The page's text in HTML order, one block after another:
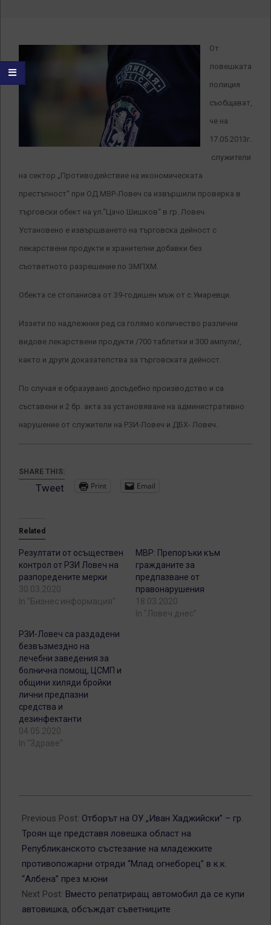
От
ловешката
полиция
съобщават,
че на
17.05.2013г.
служители
на сектор „Противодействие на икономическата
престъпност“ при ОД МВР-Ловеч са извършили проверка в
търговски обект на ул.“Цачо Шишков“ в гр. Ловеч.
Установено е извършването на търговска дейност с
лекарствени продукти и хранителни добавки без
съответното разрешение по ЗМПХМ.
Обекта се стопанисва от 39-годишен мъж от с.Умаревци.
Иззети по надлежния ред са голямо количество различни
видове лекарствени продукти /700 таблетки и 300 ампули/,
както и други доказателства за търговската дейност.
По случая е образувано досъдебно производство и са
съставени и 2 бр. акта за установяване на административно
нарушение от служители на РЗИ-Ловеч и ДБХ- Ловеч.
SHARE THIS:
Tweet Print Email
Related
Резултати от осъществен
контрол от РЗИ Ловеч на
разпоредените мерки
30.03.2020
In "Бизнес информация"
МВР: Препоръки към
гражданите за
предпазване от
правонарушения
18.03.2020
In "Ловеч днес"
РЗИ-Ловеч са раздадени
безвъзмездно на
лечебни заведения за
болнична помощ, ЦСМП и
общини хиляди бройки
лични предпазни
средства и
дезинфектанти
04.05.2020
In "Здраве"
05-
18
Previous Post: Отборът на ОУ „Иван Хаджийски” – гр.
Троян ще представя ловешка област на
Републиканското състезание на младежките
противопожарни отряди “Млад огнеборец” в к.к.
“Албена” през м.юни
Next Post: Вместо репатриращ автомобил да се купи
автовишка, обсъждат съветниците